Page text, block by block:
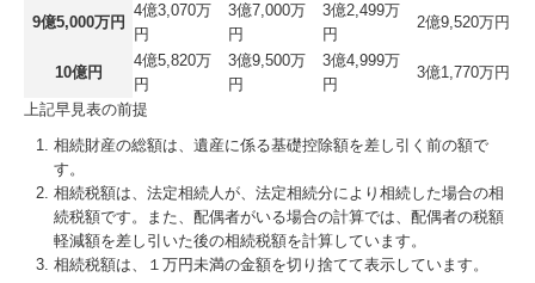
9億5,000万円
4億3,070万
円
3億7,000万
円
3億2,499万
円
2億9,520万円
10億円
4億5,820万
円
3億9,500万
円
3億4,999万
円
3億1,770万円
上記早見表の前提
相続財産の総額は、遺産に係る基礎控除額を差し引く前の額で
す。
相続税額は、法定相続人が、法定相続分により相続した場合の相
続税額です。また、配偶者がいる場合の計算では、配偶者の税額
軽減額を差し引いた後の相続税額を計算しています。
相続税額は、１万円未満の金額を切り捨てて表示しています。